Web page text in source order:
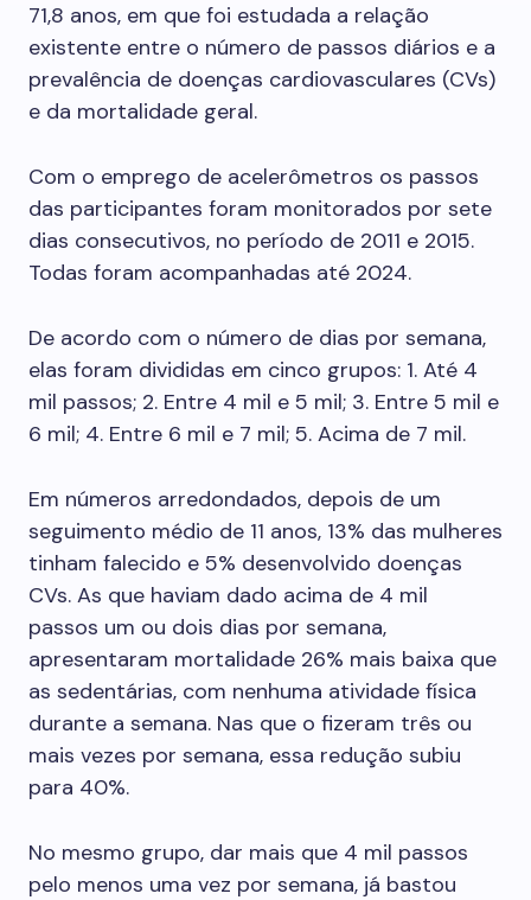
71,8 anos, em que foi estudada a relação
existente entre o número de passos diários e a
prevalência de doenças cardiovasculares (CVs)
e da mortalidade geral.
Com o emprego de acelerômetros os passos
das participantes foram monitorados por sete
dias consecutivos, no período de 2011 e 2015.
Todas foram acompanhadas até 2024.
De acordo com o número de dias por semana,
elas foram divididas em cinco grupos: 1. Até 4
mil passos; 2. Entre 4 mil e 5 mil; 3. Entre 5 mil e
6 mil; 4. Entre 6 mil e 7 mil; 5. Acima de 7 mil.
Em números arredondados, depois de um
seguimento médio de 11 anos, 13% das mulheres
tinham falecido e 5% desenvolvido doenças
CVs. As que haviam dado acima de 4 mil
passos um ou dois dias por semana,
apresentaram mortalidade 26% mais baixa que
as sedentárias, com nenhuma atividade física
durante a semana. Nas que o fizeram três ou
mais vezes por semana, essa redução subiu
para 40%.
No mesmo grupo, dar mais que 4 mil passos
pelo menos uma vez por semana, já bastou